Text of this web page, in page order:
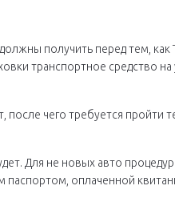
получить перед тем, как
транспортное средство
чего требуется пройти
Для не новых авто
оплаченной